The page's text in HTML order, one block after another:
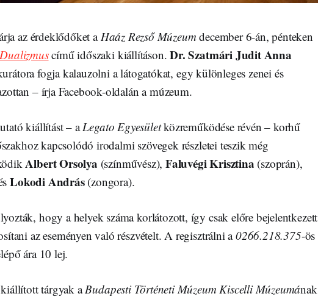
az érdeklődőket aHaáz Rezső Múzeumdecember 6-án, pénteken
című időszaki kiállításon.Dr. Szatmári Judit Anna
fogja kalauzolni a látogatókat, egy különleges zenei és
– írja Facebook-oldalán a múzeum.
kiállítást – aLegato Egyesületközreműködése révén – korhű
kapcsolódó irodalmi szövegek részletei teszik még
Albert Orsolya (színművész), Faluvégi Krisztina (szoprán),
Lokodi András(zongora).
hogy a helyek száma korlátozott, így csak előre bejelentkezett
az eseményen való részvételt. A regisztrálni a0266.218.375-ös
ára 10 lej.
tárgyak aBudapesti Történeti Múzeum Kiscelli Múzeumának